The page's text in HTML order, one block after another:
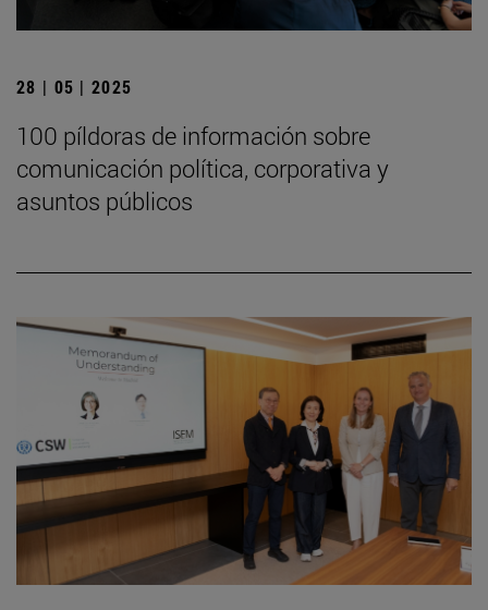
28 | 05 | 2025
100 píldoras de información sobre
comunicación política, corporativa y
asuntos públicos